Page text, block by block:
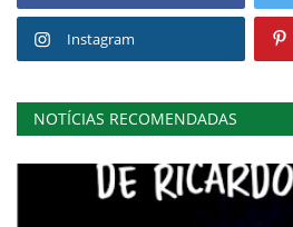
Instagram
NOTÍCIAS RECOMENDADAS